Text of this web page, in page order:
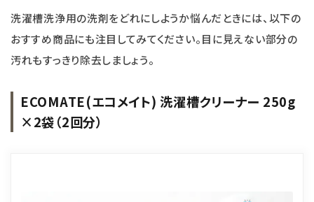
洗濯槽洗浄用の洗剤をどれにしようか悩んだときには、以下の
おすすめ商品にも注目してみてください。目に見えない部分の
汚れもすっきり除去しましょう。
ECOMATE(エコメイト) 洗濯槽クリーナー 250g
×2袋（2回分）